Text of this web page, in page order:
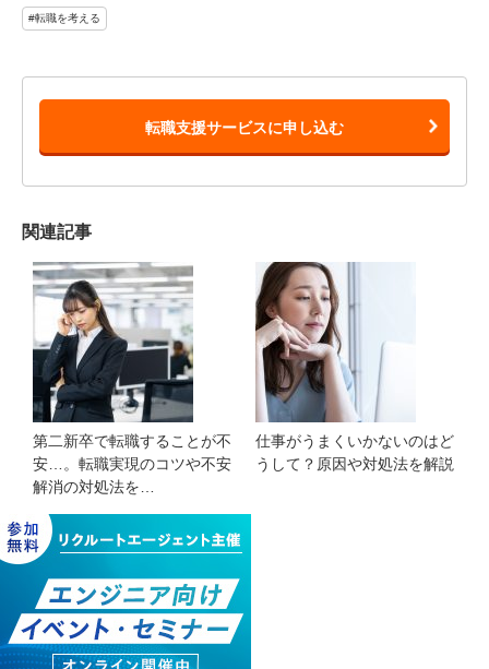
#転職を考える
転職支援サービスに申し込む
関連記事
第二新卒で転職することが不
安…。転職実現のコツや不安
解消の対処法を…
仕事がうまくいかないのはど
うして？原因や対処法を解説